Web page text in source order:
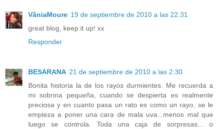
VâniaMoure 19 de septiembre de 2010 a las 22:31
great blog, keep it up! xx
Responder
BESARANA 21 de septiembre de 2010 a las 2:30
Bonita historia la de los rayos durmientes. Me recuerda a
mi sobrina pequeña, cuando se despierta es realmente
preciosa y en cuanto pasa un rato es como un rayo, se le
empieza a poner una cara de mala uva...menos mal que
luego se controla. Toda una caja de sorpresas... o